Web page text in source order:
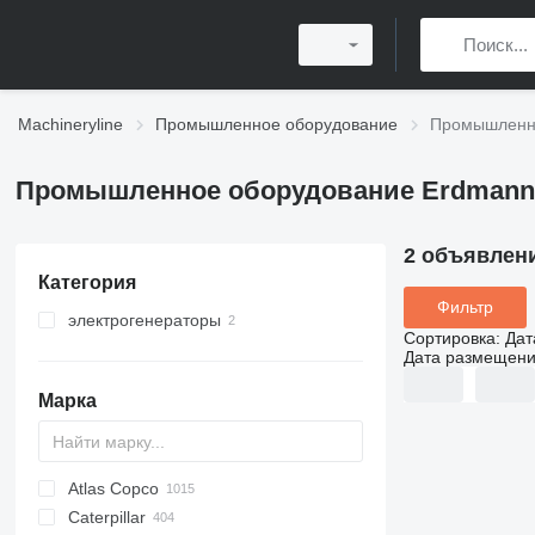
Machineryline Промышленное оборудование
Промышленное оборудование Erdmann
Категория
электрогенераторы
Марка
PDS
APD
AB
Ensis
Pega
VZ
AG3
Atlas Copco
DrillAir
QAS
PDP
E-series
B-series
BM
GFS
VT
Rover
533
Airpure
BySprint Fiber
CK
SR
Caterpillar
2
Фильтр
Сортировка:
Дата